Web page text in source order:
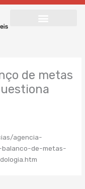
de metas
agencia-
de-metas-